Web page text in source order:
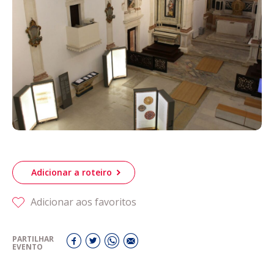
Adicionar a roteiro
Adicionar aos favoritos
PARTILHAR
EVENTO